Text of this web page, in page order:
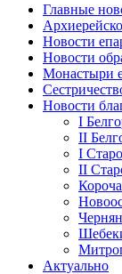
Главные
Новости
Новости
Монастыри
Новости
I
II
I
II
Актуально